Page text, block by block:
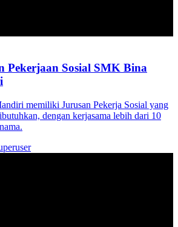
Pekerjaan Sosial SMK Bina
memiliki Jurusan Pekerja Sosial yang
dengan kerjasama lebih dari 10